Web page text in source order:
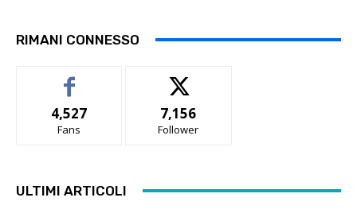
RIMANI CONNESSO
4,527
Fans
7,156
Follower
ULTIMI ARTICOLI